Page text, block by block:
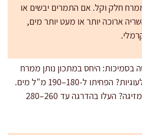
חלק וקל. אם התמרים יבשים או
ארוכה יותר או מעט יותר מים,
בסמיכות: היחס במתכון נותן ממרח
מריח. רוצים מילוי לעוגיות? הפחיתו ל-180–190 מ"ל מים.
רוצים רוטב דליל למזיגה? העלו בהדרגה עד 260–280